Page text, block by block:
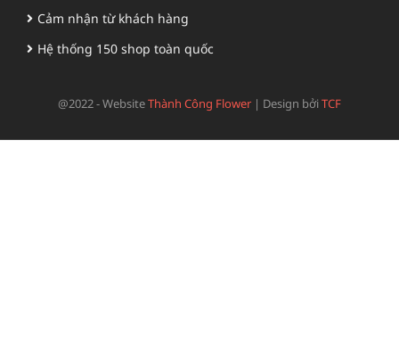
Cảm nhận từ khách hàng
Hệ thống 150 shop toàn quốc
@2022 - WebsiteThành Công Flower | Design bởiTCF